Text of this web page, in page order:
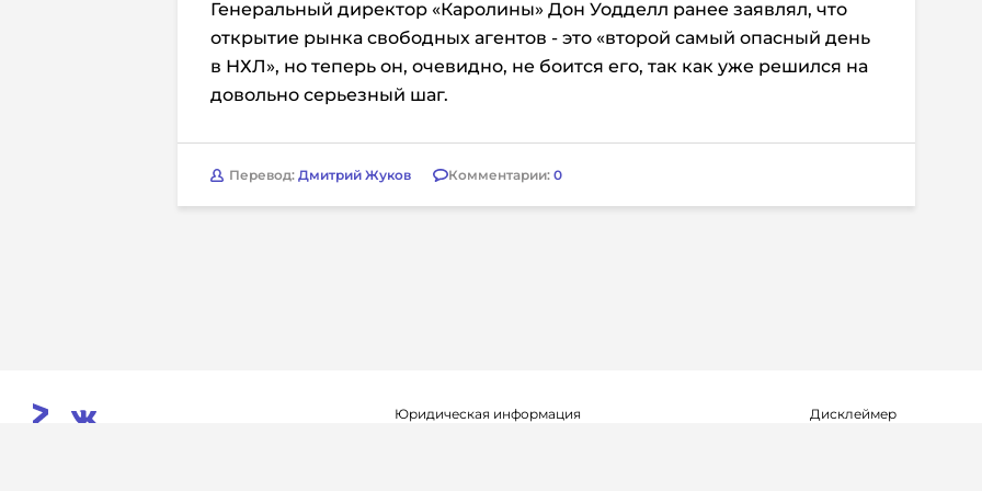
Генеральный директор «Каролины» Дон Уодделл ранее заявлял, что
открытие рынка свободных агентов - это «второй самый опасный день
в НХЛ», но теперь он, очевидно, не боится его, так как уже решился на
довольно серьезный шаг.
Перевод: Дмитрий Жуков Комментарии: 0
Юридическая информация Дисклеймер